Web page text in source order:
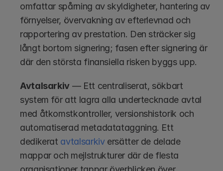
omfattar spårning av skyldigheter, hantering av
förnyelser, övervakning av efterlevnad och
rapportering av prestation. Den sträcker sig
långt bortom signering; fasen efter signering är
där den största finansiella risken byggs upp.
Avtalsarkiv — Ett centraliserat, sökbart
system för att lagra alla undertecknade avtal
med åtkomstkontroller, versionshistorik och
automatiserad metadatataggning. Ett
dedikerat avtalsarkiv ersätter de delade
mappar och mejlstrukturer där de flesta